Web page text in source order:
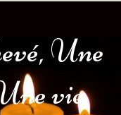
Une
vie